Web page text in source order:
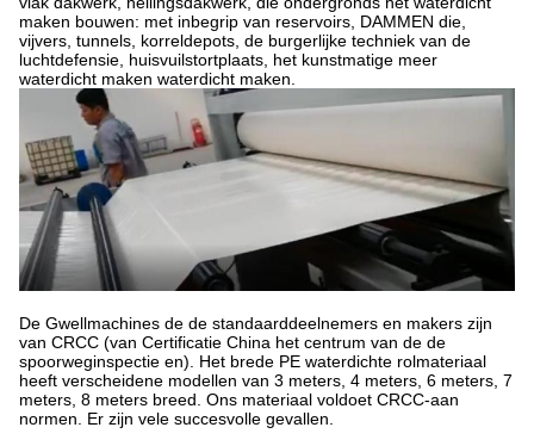
maken bouwen: met inbegrip van reservoirs, DAMMEN die,
vijvers, tunnels, korreldepots, de burgerlijke techniek van de
luchtdefensie, huisvuilstortplaats, het kunstmatige meer
waterdicht maken waterdicht maken.
De Gwellmachines de de standaarddeelnemers en makers zijn
van CRCC (van Certificatie China het centrum van de de
spoorweginspectie en). Het brede PE waterdichte rolmateriaal
heeft verscheidene modellen van 3 meters, 4 meters, 6 meters, 7
meters, 8 meters breed. Ons materiaal voldoet CRCC-aan
normen. Er zijn vele succesvolle gevallen.